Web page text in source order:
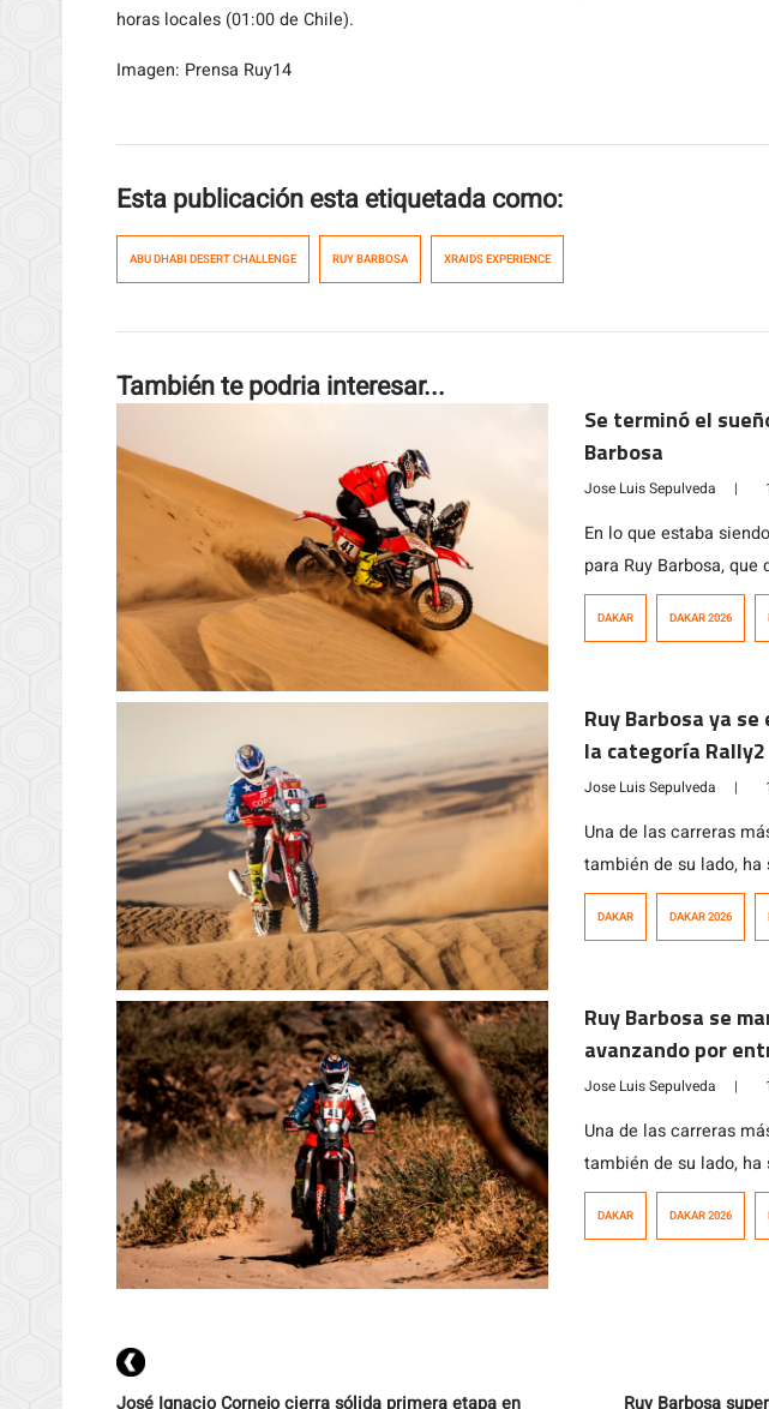
horas locales (01:00 de Chile).
Imagen: Prensa Ruy14
Esta publicación esta etiquetada como:
ABU DHABI DESERT CHALLENGE RUY BARBOSA XRAIDS EXPERIENCE
También te podria interesar...
Se terminó el
Barbosa
Jose Luis Sepulveda |
En lo que estaba
para Ruy Barbosa,
cronometrando
DAKAR DAKAR 2026
Ruy Barbosa ya
la categoría Rally2
Jose Luis Sepulveda |
Una de las carreras
también de su lado,
nacional Ruy Barbosa
DAKAR DAKAR 2026
Ruy Barbosa se
avanzando por
Jose Luis Sepulveda |
Una de las carreras
también de su lado,
nacional Ruy Barbosa
DAKAR DAKAR 2026
José Ignacio Cornejo cierra sólida primera etapa en Ruy Barbosa